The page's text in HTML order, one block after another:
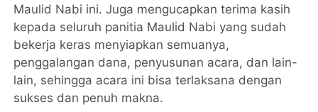
Maulid Nabi ini. Juga mengucapkan terima kasih
kepada seluruh panitia Maulid Nabi yang sudah
bekerja keras menyiapkan semuanya,
penggalangan dana, penyusunan acara, dan lain-
lain, sehingga acara ini bisa terlaksana dengan
sukses dan penuh makna.